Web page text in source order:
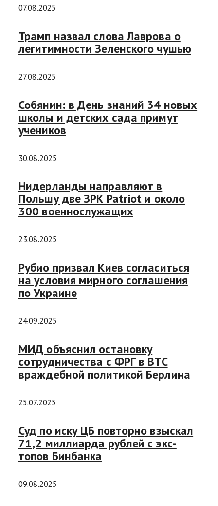
07.08.2025
Трамп назвал слова Лаврова о
легитимности Зеленского чушью
27.08.2025
Собянин: в День знаний 34 новых
школы и детских сада примут
учеников
30.08.2025
Нидерланды направляют в
Польшу две ЗРК Patriot и около
300 военнослужащих
23.08.2025
Рубио призвал Киев согласиться
на условия мирного соглашения
по Украине
24.09.2025
МИД объяснил остановку
сотрудничества с ФРГ в ВТС
враждебной политикой Берлина
25.07.2025
Суд по иску ЦБ повторно взыскал
71,2 миллиарда рублей с экс-
топов Бинбанка
09.08.2025